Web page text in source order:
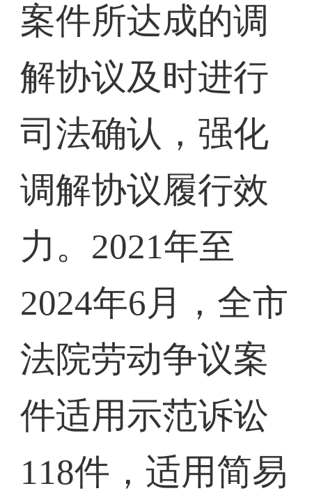
案件所达成的调
解协议及时进行
司法确认，强化
调解协议履行效
力。2021年至
2024年6月，全市
法院劳动争议案
件适用示范诉讼
118件，适用简易